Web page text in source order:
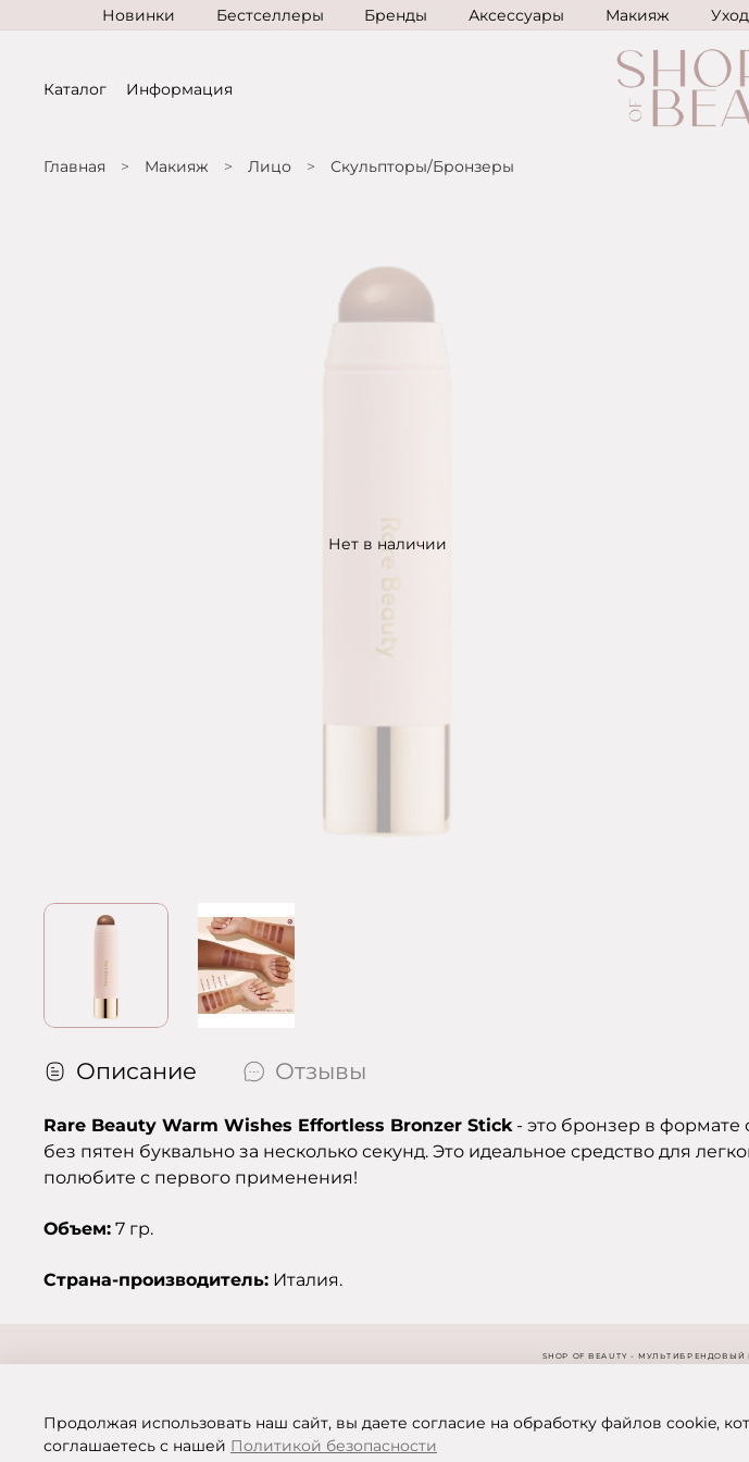
Новинки Бестселлеры Бренды Аксессуары Макияж Уход
Каталог Информация
Главная Макияж Лицо Скульпторы/Бронзеры
Нет в наличии
Описание Отзывы
Rare Beauty Warm Wishes Effortless Bronzer Stick- это бронзер в формате
без пятен буквально за несколько секунд. Это идеальное средство для
полюбите с первого применения!
Объем: 7 гр.
Страна-производитель: Италия.
SHOP OF BEAUTY -
Продолжая использовать наш сайт, вы даете согласие на обработку файлов cookie,
соглашаетесь с нашей Политикой безопасности